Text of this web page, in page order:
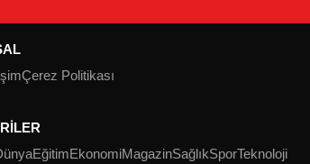
Çerez Politikası
EğitimEkonomiMagazinSağlıkSporTeknoloji